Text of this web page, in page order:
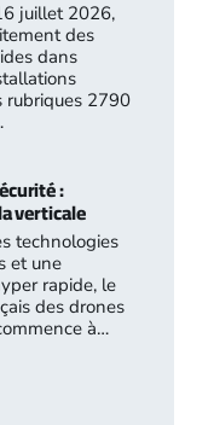
juillet 2026,
des
dans
rubriques 2790
:
verticale
technologies
et une
rapide, le
des drones
à…